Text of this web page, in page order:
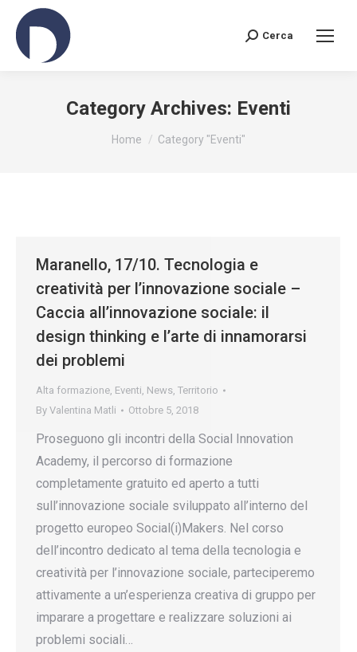
Search:
Cerca
Category Archives: Eventi
You are here:
Home Category "Eventi"
Maranello, 17/10. Tecnologia e
creatività per l’innovazione sociale –
Caccia all’innovazione sociale: il
design thinking e l’arte di innamorarsi
dei problemi
Alta formazione, Eventi, News, Territorio
By Valentina Matli Ottobre 5, 2018
Proseguono gli incontri della Social Innovation
Academy, il percorso di formazione
completamente gratuito ed aperto a tutti
sull’innovazione sociale sviluppato all’interno del
progetto europeo Social(i)Makers. Nel corso
dell’incontro dedicato al tema della tecnologia e
creatività per l’innovazione sociale, parteciperemo
attivamente a un’esperienza creativa di gruppo per
imparare a progettare e realizzare soluzioni ai
problemi sociali…